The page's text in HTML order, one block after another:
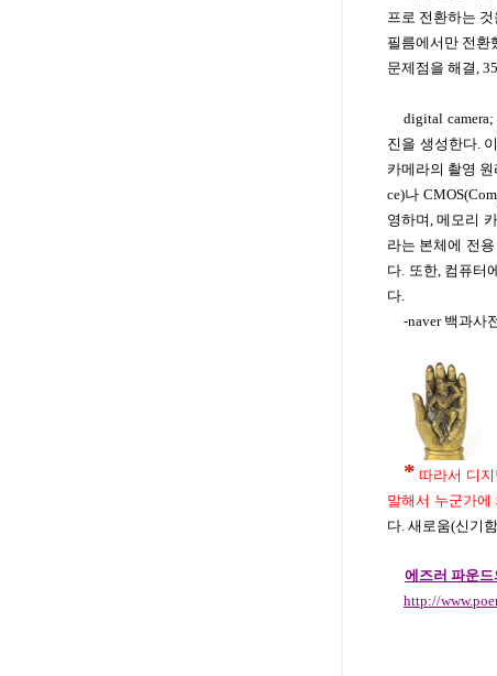
프로 전환하는
필름에서만 전환
문제점을 해결,
digital
진을 생성한다.
카메라의 촬영
ce)나
영하며, 메모리
라는 본체에 전
다. 또한, 컴퓨터
다.
-naver 백과사
* 따라서 디
말해서 누군가에
다. 새로움(신기
에즈러 파운
http://